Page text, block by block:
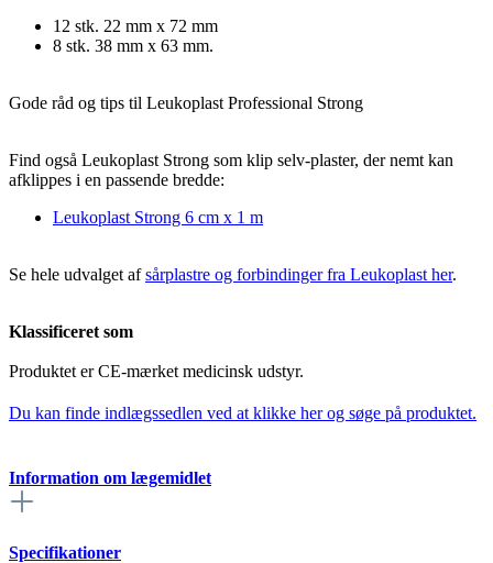
12 stk. 22 mm x 72 mm
8 stk. 38 mm x 63 mm.
Gode råd og tips til Leukoplast Professional Strong
Find også Leukoplast Strong som klip selv-plaster, der nemt kan
afklippes i en passende bredde:
Leukoplast Strong 6 cm x 1 m
Se hele udvalget afsårplastre og forbindinger fra Leukoplast her.
Klassificeret som
Produktet er CE-mærket medicinsk udstyr.
Du kan finde indlægssedlen ved at klikke her og søge på produktet.
Information om lægemidlet
Specifikationer